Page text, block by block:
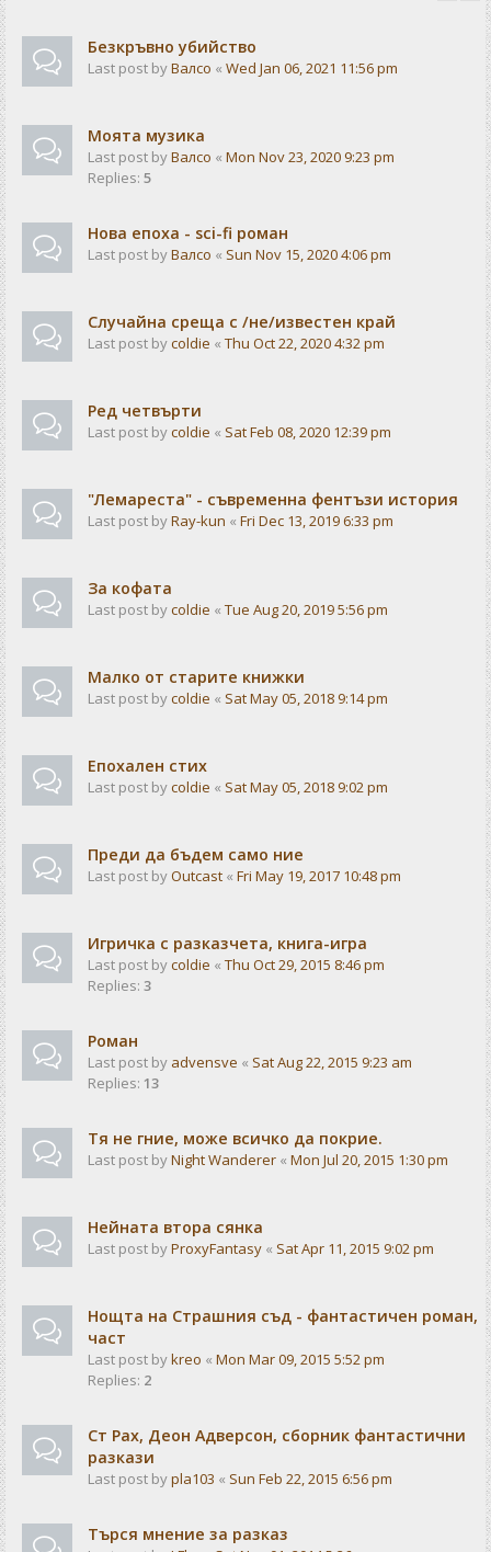
Безкръвно убийство
Last post byВалсо « Wed Jan 06, 2021 11:56 pm
Моята музика
Last post byВалсо « Mon Nov 23, 2020 9:23 pm
Replies: 5
Нова епоха - sci-fi роман
Last post byВалсо « Sun Nov 15, 2020 4:06 pm
Случайна среща с /не/известен край
Last post bycoldie « Thu Oct 22, 2020 4:32 pm
Ред четвърти
Last post bycoldie « Sat Feb 08, 2020 12:39 pm
"Лемареста" - съвременна фентъзи история
Last post byRay-kun « Fri Dec 13, 2019 6:33 pm
За кофата
Last post bycoldie « Tue Aug 20, 2019 5:56 pm
Малко от старите книжки
Last post bycoldie « Sat May 05, 2018 9:14 pm
Епохален стих
Last post bycoldie « Sat May 05, 2018 9:02 pm
Преди да бъдем само ние
Last post byOutcast « Fri May 19, 2017 10:48 pm
Игричка с разказчета, книга-игра
Last post bycoldie « Thu Oct 29, 2015 8:46 pm
Replies: 3
Роман
Last post by advensve « Sat Aug 22, 2015 9:23 am
Replies: 13
Тя не гние, може всичко да покрие.
Last post byNight Wanderer « Mon Jul 20, 2015 1:30 pm
Нейната втора сянка
Last post byProxyFantasy « Sat Apr 11, 2015 9:02 pm
Нощта на Страшния съд - фантастичен роман,
част
Last post bykreo « Mon Mar 09, 2015 5:52 pm
Replies: 2
Ст Рах, Деон Адверсон, сборник фантастични
разкази
Last post bypla103 « Sun Feb 22, 2015 6:56 pm
Търся мнение за разказ